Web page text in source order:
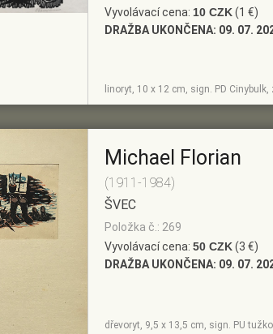
Vyvolávací cena: 10 CZK(1 €)
DRAŽBA UKONČENA: 09. 07.
linoryt, 10 x 12 cm, sign. PD
PŘIDAT DO
Michael Florian
(1911-1984)
ŠVEC
Položka č.: 269
Vyvolávací cena: 50 CZK(3 €)
DRAŽBA UKONČENA: 09. 07.
dřevoryt, 9,5 x 13,5 cm, sign. PU